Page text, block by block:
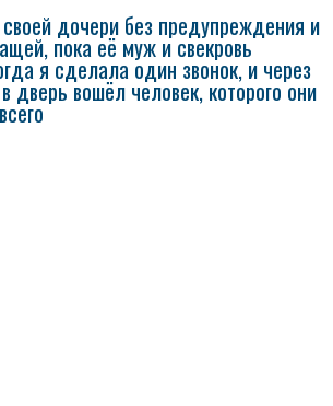
дочери без предупреждения и
пока её муж и свекровь
я сделала один звонок, и через
дверь вошёл человек, которого они